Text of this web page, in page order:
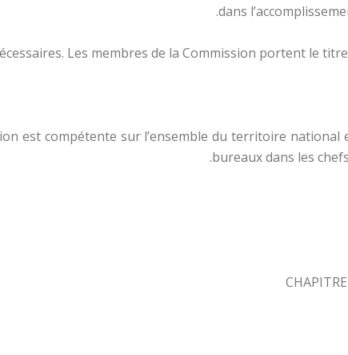
dans
Les membres de la Commission portent le titre
est compétente sur l’ensemble du territoire national
bureaux dans les